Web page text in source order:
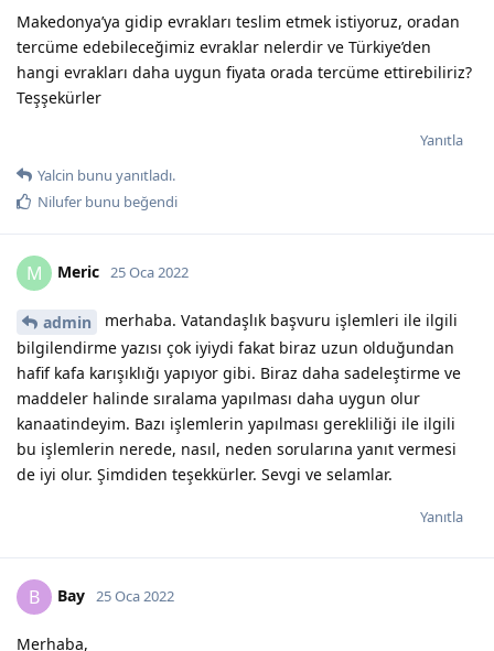
Makedonya’ya gidip evrakları teslim etmek istiyoruz, oradan
tercüme edebileceğimiz evraklar nelerdir ve Türkiye’den
hangi evrakları daha uygun fiyata orada tercüme ettirebiliriz?
Teşşekürler
Yanıtla
Yalcin bunu yanıtladı.
Nilufer bunu beğendi
M Meric 25 Oca 2022
admin
merhaba. Vatandaşlık başvuru işlemleri ile ilgili
bilgilendirme yazısı çok iyiydi fakat biraz uzun olduğundan
hafif kafa karışıklığı yapıyor gibi. Biraz daha sadeleştirme ve
maddeler halinde sıralama yapılması daha uygun olur
kanaatindeyim. Bazı işlemlerin yapılması gerekliliği ile ilgili
bu işlemlerin nerede, nasıl, neden sorularına yanıt vermesi
de iyi olur. Şimdiden teşekkürler. Sevgi ve selamlar.
Yanıtla
B Bay 25 Oca 2022
Merhaba,